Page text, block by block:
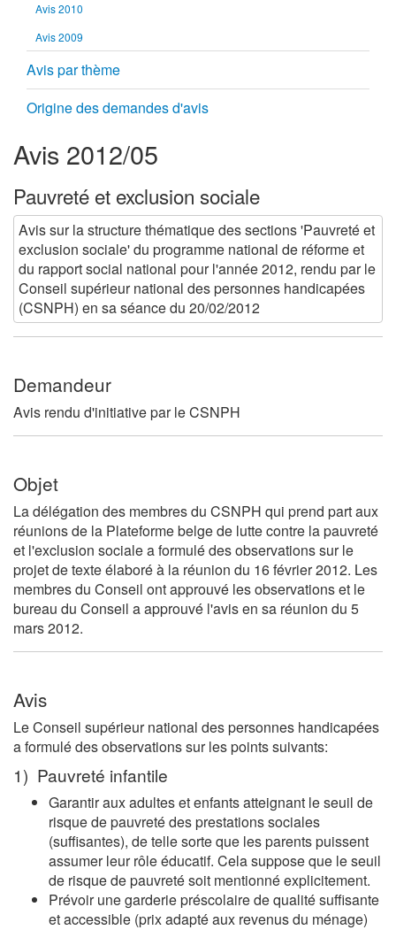
Avis 2010
Avis 2009
Avis par thème
Origine des demandes d'avis
Avis 2012/05
Pauvreté et exclusion sociale
Avis sur la structure thématique des sections 'Pauvreté et
exclusion sociale' du programme national de réforme et
du rapport social national pour l'année 2012, rendu par le
Conseil supérieur national des personnes handicapées
(CSNPH) en sa séance du 20/02/2012
Demandeur
Avis rendu d'initiative par le CSNPH
Objet
La délégation des membres du CSNPH qui prend part aux
réunions de la Plateforme belge de lutte contre la pauvreté
et l'exclusion sociale a formulé des observations sur le
projet de texte élaboré à la réunion du 16 février 2012. Les
membres du Conseil ont approuvé les observations et le
bureau du Conseil a approuvé l'avis en sa réunion du 5
mars 2012.
Avis
Le Conseil supérieur national des personnes handicapées
a formulé des observations sur les points suivants:
1) Pauvreté infantile
Garantir aux adultes et enfants atteignant le seuil de
risque de pauvreté des prestations sociales
(suffisantes), de telle sorte que les parents puissent
assumer leur rôle éducatif. Cela suppose que le seuil
de risque de pauvreté soit mentionné explicitement.
Prévoir une garderie préscolaire de qualité suffisante
et accessible (prix adapté aux revenus du ménage)